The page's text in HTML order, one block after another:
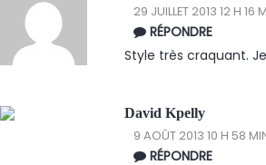
29 JUILLET 2013 12 H 16
RÉPONDRE
Style très craquant.
David Kpelly
9 AOÛT 2013 10 H 58
RÉPONDRE